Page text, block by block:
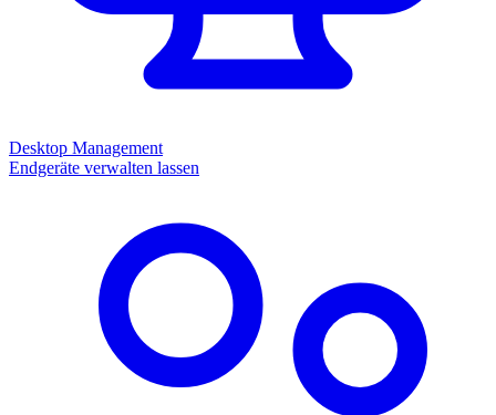
Desktop Management
Endgeräte verwalten lassen